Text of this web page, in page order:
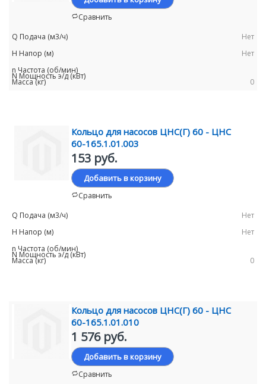
Сравнить
Нет
Нет
0
Кольцо для насосов ЦНС(Г) 60 - ЦНС
60-165.1.01.003
153 руб.
Добавить в корзину
Сравнить
Нет
Нет
0
Кольцо для насосов ЦНС(Г) 60 - ЦНС
60-165.1.01.010
1 576 руб.
Добавить в корзину
Сравнить